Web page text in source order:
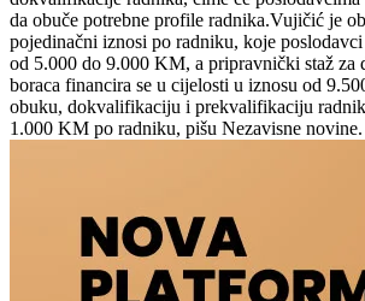
da obuče potrebne profile radnika.Vujičić je
pojedinačni iznosi po radniku, koje
od 5.000 do 9.000 KM, a pripravnički staž za
boraca financira se u cijelosti u iznosu od
obuku, dokvalifikaciju i prekvalifikaciju
1.000 KM po radniku, pišu Nezavisne novine.